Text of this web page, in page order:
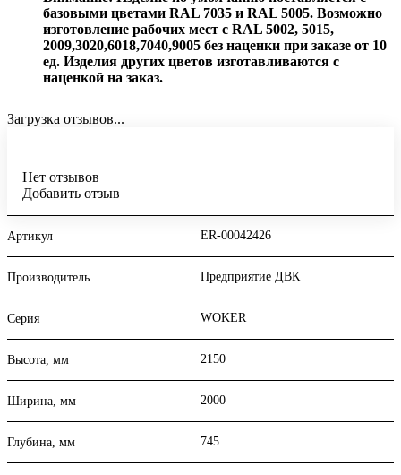
базовыми цветами RAL 7035 и RAL 5005. Возможно
изготовление рабочих мест с RAL 5002, 5015,
2009,3020,6018,7040,9005 без наценки при заказе от 10
ед. Изделия других цветов изготавливаются с
наценкой на заказ.
Загрузка отзывов...
Нет отзывов
Добавить отзыв
Артикул ER-00042426
Производитель Предприятие ДВК
Серия WOKER
Высота, мм 2150
Ширина, мм 2000
Глубина, мм 745